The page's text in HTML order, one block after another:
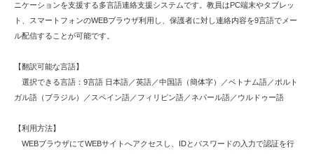
ニケーションを支援する多言語連絡支援システムです。教員はPC端末やタブレッ
ト、スマートフォンのWEBブラウザ利用し、保護者に対し連絡内容を9言語でメー
ル配信することが可能です。
【翻訳可能な言語】
選択できる言語：9言語 日本語／英語／中国語（簡体字）／ベトナム語／ポルト
ガル語（ブラジル）／スペイン語／フィリピン語／ネパール語／ウルドゥー語
【利用方法】
WEBブラウザにてWEBサイトへアクセスし、IDとパスワードの入力で認証を行